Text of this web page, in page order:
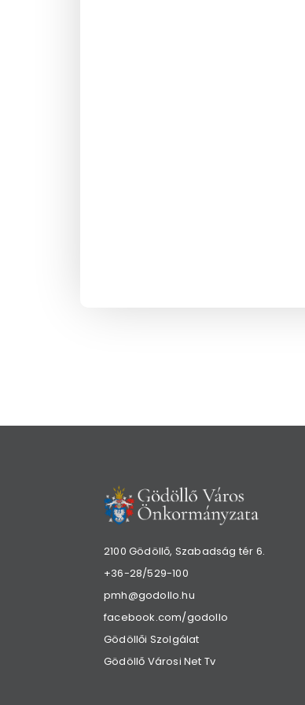
2100 Gödöllő, Szabadság tér 6.
+36-28/529-100
pmh@godollo.hu
facebook.com/godollo
Gödöllői Szolgálat
Gödöllő Városi Net Tv